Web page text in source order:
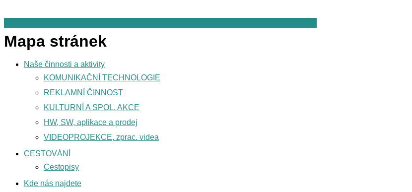
Mapa stránek
Naše činnosti a aktivity
KOMUNIKAČNÍ TECHNOLOGIE
REKLAMNÍ ČINNOST
KULTURNÍ A SPOL. AKCE
HW, SW, aplikace a prodej
VIDEOPROJEKCE, zprac. videa
CESTOVÁNÍ
Cestopisy
Kde nás najdete